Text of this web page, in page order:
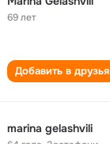
69 лет
Добавить в друзья
marina gelashvili